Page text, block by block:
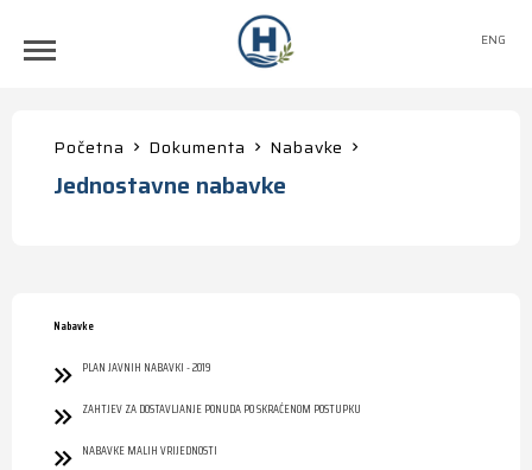
ENG
Početna Dokumenta Nabavke
Jednostavne nabavke
Nabavke
PLAN JAVNIH NABAVKI - 2019
ZAHTJEV ZA DOSTAVLJANJE PONUDA PO SKRAĆENOM POSTUPKU
NABAVKE MALIH VRIJEDNOSTI